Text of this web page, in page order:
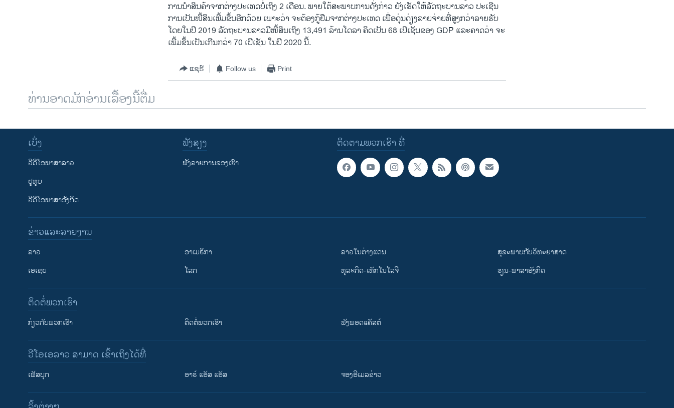
ການນໍາສິນຄ້າຈາກຕ່າງປະເທດບໍ່ເຖິງ 2​ ເດືອນ. ພາຍໃຕ້ສະພາບການດັ່ງກ່າວ ຍັງເຮັດໃຫ້ລັດຖະບານລາວ ປະເຊີນ
ການເປັນໜີ້ສິນເພີ້ມຂຶ້ນອີກດ້ວຍ ເພາະວ່າ ຈະຕ້ອງກູ້ຢືມຈາກຕ່າງປະເທດ ເພື່ອດຸ່ນດ່ຽງລາຍຈ່າຍທີ່ສູງກວ່າລາຍຮັບ
ໂດຍໃນປີ 2019 ລັດຖະບານລາວມີໜີ້ສິນເຖິງ 13,491 ລ້ານໂດລາ ຄິດເປັນ 68 ເປີເຊັນຂອງ GDP ແລະຄາດວ່າ ຈະ
ເພີ້ມຂຶ້ນເປັນເກີນກວ່າ 70 ເປີເຊັນ ໃນປີ 2020 ນີ້.
ແຊຣ໌ Follow us Print
ທ່ານອາດມັກອ່ານເລື້ອງນີ້ຕື່ມ
ຕິດຕາມພວກເຮົາ ທີ່
ເບິ່ງ
ວີດີໂອພາສາລາວ
ຢູທູບ
ວີດີໂອພາສາອັງກິດ
ຟັງສຽງ
ຟັງລາຍການຂອງເຮົາ
ຂ່າວແລະລາຍງານ
ລາວ
ເອເຊຍ
ອາເມຣິກາ
ໂລກ
ລາວໃນຕ່າງແດນ
ທຸລະກິດ-ເທັກໂນໂລຈີ
ສຸຂະພາບກັບວິທະຍາສາດ
ຮຽນ-ພາສາອັງກິດ
ຕິດຕໍ່ພວກເຮົາ
ກ່ຽວກັບພວກເຮົາ ຕິດຕໍ່ພວກເຮົາ ຟັງພອດແຄັສຕ໌
ວີໂອເອລາວ ສາມາດ ເຂົ້າເຖິງໄດ້ທີ່
ເຟັສບຸກ ອາຣ໌ ແອັສ ແອັສ ຈອງອີເມລຂ່າວ